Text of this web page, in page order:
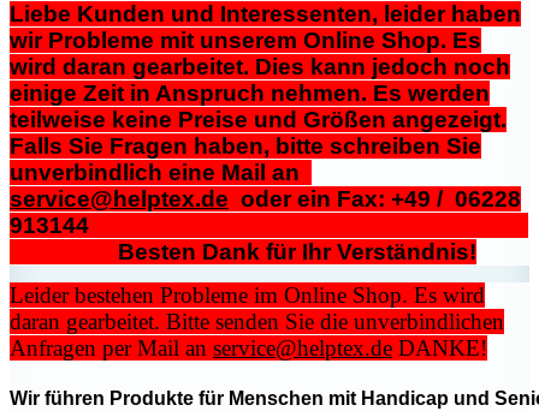
Liebe Kunden und Interessenten, leider haben
wir Probleme mit unserem Online Shop. Es
wird daran gearbeitet. Dies kann jedoch noch
einige Zeit in Anspruch nehmen. Es werden
teilweise keine Preise und Größen angezeigt.
Falls Sie Fragen haben, bitte schreiben Sie
unverbindlich eine Mail an
service@helptex.de oder ein Fax: +49 / 06228
913144
Besten Dank für Ihr Verständnis!
Leider bestehen Probleme im Online Shop. Es wird
daran gearbeitet. Bitte senden Sie die unverbindlichen
Anfragen per Mail an service@helptex.de DANKE!
Wir führen Produkte für Menschen mit Handicap und